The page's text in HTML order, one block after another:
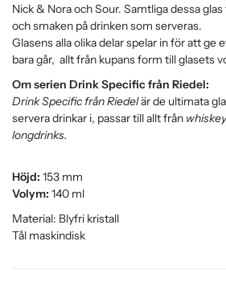
Nick & Nora och Sour. Samtliga dessa
och smaken på drinken som serveras.
Glasens alla olika delar spelar in för att ge
bara går, allt från kupans form till glasets
Om serien Drink Specific från Riedel:
Drink Specific från Riedelär de ultimata
servera drinkar i, passar till allt från
longdrinks.
Höjd: 153 mm
Volym: 140 ml
Material: Blyfri kristall
Tål maskindisk